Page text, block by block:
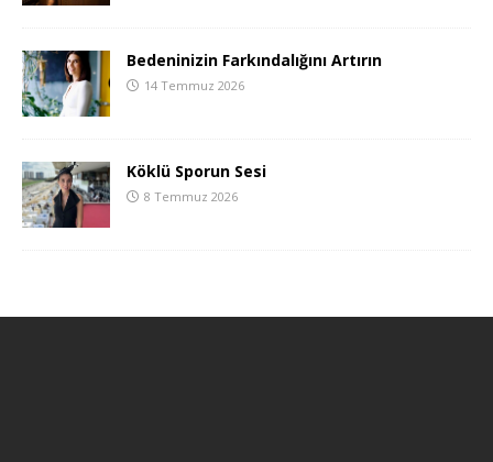
Bedeninizin Farkındalığını Artırın
14 Temmuz 2026
Köklü Sporun Sesi
8 Temmuz 2026